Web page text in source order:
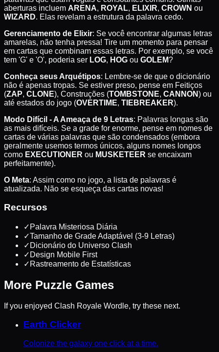
aberturas incluem ARENA, ROYAL, ELIXIR, CROWN ou
WIZARD. Elas revelam a estrutura da palavra cedo.
Gerenciamento de Elixir: Se você encontrar algumas letras
amarelas, não tenha pressa! Tire um momento para pensar
em cartas que combinam essas letras. Por exemplo, se você
tem 'G' e 'O', poderia ser LOG, HOG ou GOLEM?
Conheça seus Arquétipos: Lembre-se de que o dicionário
não é apenas tropas. Se estiver preso, pense em Feitiços
(ZAP, CLONE), Construções (TOMBSTONE, CANNON) ou
até estados do jogo (OVERTIME, TIEBREAKER).
Modo Difícil - A Ameaça de 9 Letras: Palavras longas são
as mais difíceis. Se a grade for enorme, pense em nomes de
cartas de várias palavras que são condensados (embora
geralmente usemos termos únicos, alguns nomes longos
como EXECUTIONER ou MUSKETEER se encaixam
perfeitamente).
O Meta: Assim como no jogo, a lista de palavras é
atualizada. Não se esqueça das cartas novas!
Recursos
✓ Palavra Misteriosa Diária
✓Tamanho de Grade Adaptável (3-9 Letras)
✓ Dicionário do Universo Clash
✓ Design Mobile First
✓ Rastreamento de Estatísticas
More Puzzle Games
If you enjoyed Clash Royale Wordle, try these next.
Earth Clicker
Colonize the galaxy one click at a time.